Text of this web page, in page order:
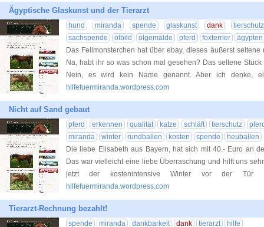
Ägyptische Glaskunst und der Tierarzt
hund miranda spende glaskunst dank
tierschutz
sachspende
ölbild ölgemälde pferd foxterrier
ägypten
Das Fellmonsterchen hat über ebay, dieses äußerst
Na, habt ihr so was schon mal gesehen? Das seltene
Nein, es wird kein Name genannt. Aber ich
hilfefuermiranda.wordpress.com
Nicht auf Sand gebaut
pferd erkennen qualität katze schläft tierschutz
miranda
winter rundballen kosten spende
heuballen
Die liebe Elisabeth aus Bayern, hat sich mit 40.- Euro an
Das war vielleicht eine liebe Überraschung und hilft uns
jetzt der kostenintensive Winter vor der
hilfefuermiranda.wordpress.com
Tierarzt-Rechnung bezahlt!
spende miranda dankbarkeit dank tierarzt
hilfe